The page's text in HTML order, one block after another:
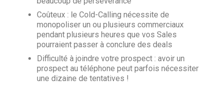
Coûteux : le Cold-Calling nécessite de
monopoliser un ou plusieurs commerciaux
pendant plusieurs heures que vos Sales
pourraient passer à conclure des deals
Difficulté à joindre votre prospect : avoir un
prospect au téléphone peut parfois nécessiter
une dizaine de tentatives !